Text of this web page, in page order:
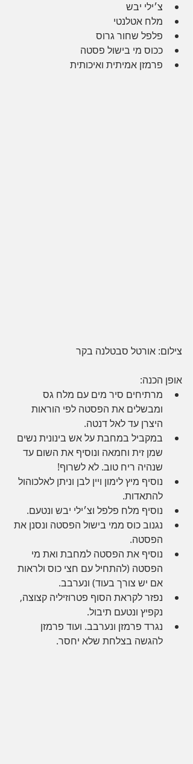
צ׳ילי יבש
מלח אטלנטי
פלפל שחור גרוס
ככוס מי בישול פסטה
פרמזן אמיתית ואיכותית
צילום: אורטל סבטלנה בקר
אופן הכנה:
מרתיחים סיר מים עם מלח גס
ומבשלים את הפסטה לפי הוראות
היצרן עד לאל דנטה.
במקביל במחבת על אש בינונית נשים
שמן זית וחמאה ונוסיף את השום עד
שנהיה ריח טוב. לא לשרוף!
נוסיף מיץ לימון ויין לבן וניתן לאלכוהול
להתאדות.
נוסיף מלח פלפל וצ׳ילי יבש ונטעם.
נגנוב כוס ממי בישול הפסטה ונסנן את
הפסטה.
נוסיף את הפסטה למחבת ואת מי
הפסטה (להתחיל עם חצי כוס ולראות
אם יש צורך בעוד) ונערבב.
נפזר לקראת הסוף פטרוזיליה קצוצה,
נקפיץ ונטעם תיבול.
נגרד פרמזן ונערבב. ועוד פרמזן
להגשה בצלחת שלא יחסר.